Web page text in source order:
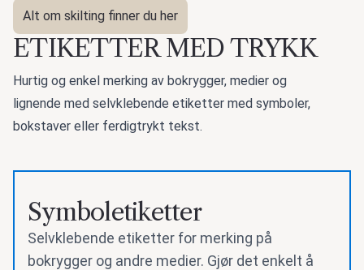
Alt om skilting finner du her
ETIKETTER MED TRYKK
Hurtig og enkel merking av bokrygger, medier og
lignende med selvklebende etiketter med symboler,
bokstaver eller ferdigtrykt tekst.
Symboletiketter
Selvklebende etiketter for merking på
bokrygger og andre medier. Gjør det enkelt å